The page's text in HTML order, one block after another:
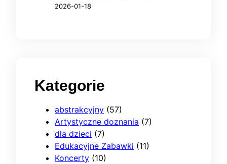
2026-01-18
Kategorie
abstrakcyjny (57)
Artystyczne doznania (7)
dla dzieci (7)
Edukacyjne Zabawki (11)
Koncerty (10)